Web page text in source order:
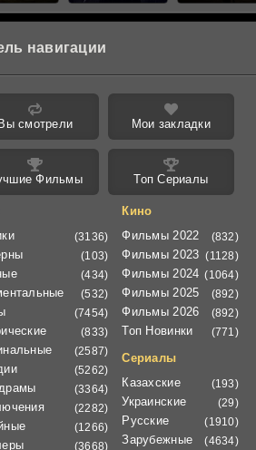
навигации
Вы смотрели Мои закладки
Фильмы Топ Сериалы
(3136)
(103)
(434)
(532)
(7454)
(833)
(2587)
(5262)
(3364)
(2282)
(1266)
(3668)
Кино
Фильмы 2022
(832)
Фильмы 2023 (1128)
Фильмы 2024 (1064)
Фильмы 2025 (892)
Фильмы 2026 (892)
Топ Новинки (771)
Сериалы
Казахские
(193)
Украинские (29)
Русские (1910)
Зарубежные (4634)